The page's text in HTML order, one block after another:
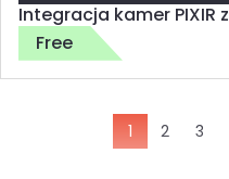
Integracja kamer PIXIR z
Free
1 2 3